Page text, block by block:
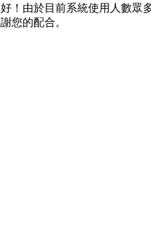
！由於目前系統使用人數眾
您的配合。